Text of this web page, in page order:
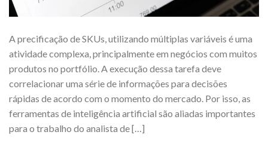
A precificação de SKUs, utilizando múltiplas variáveis é uma
atividade complexa, principalmente em negócios com muitos
produtos no portfólio. A execução dessa tarefa deve
correlacionar uma série de informações para decisões
rápidas de acordo com o momento do mercado. Por isso, as
ferramentas de inteligência artificial são aliadas importantes
para o trabalho do analista de […]